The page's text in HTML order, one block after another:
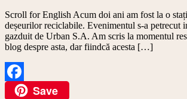
Scroll for English Acum doi ani am fost la o
deșeurilor reciclabile. Evenimentul s-a petrecut
gazduit de Urban S.A. Am scris la momentul
blog despre asta, dar fiindcă acesta […]
FacebookSave